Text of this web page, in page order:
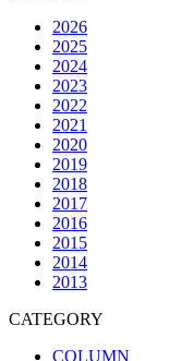
2026
2025
2024
2023
2022
2021
2020
2019
2018
2017
2016
2015
2014
2013
CATEGORY
COLUMN